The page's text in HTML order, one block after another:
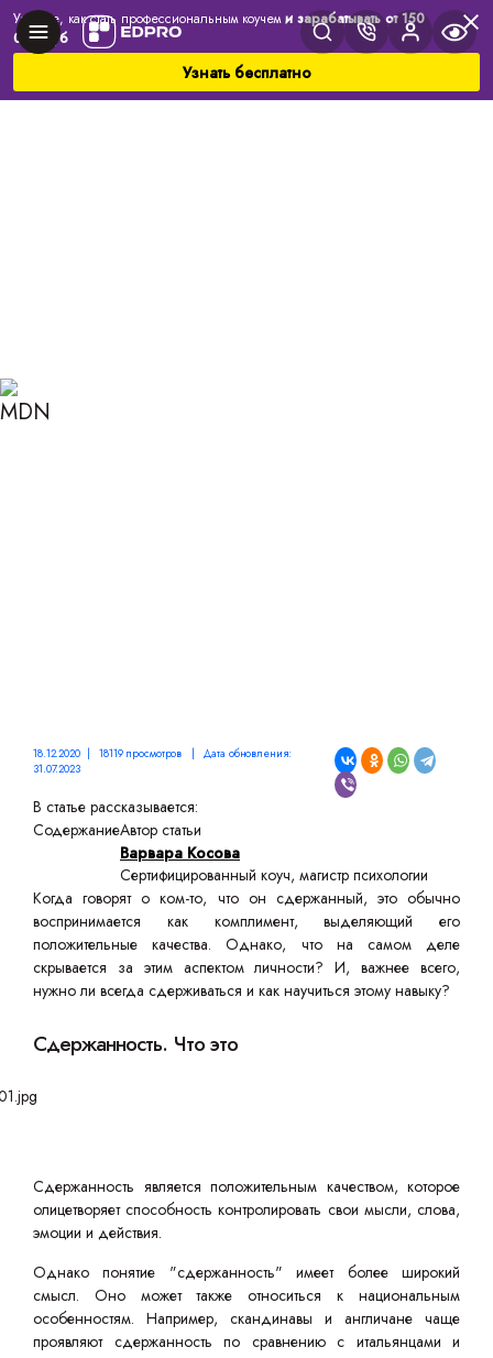
Узнайте, как стать профессиональным коучеми зарабатывать от 150
000 руб
Узнать бесплатно
18.12.2020 | 18119 просмотров | Дата обновления:
31.07.2023
В статье рассказывается:
СодержаниеАвтор статьи
Варвара Косова
Сертифицированный коуч, магистр психологии
Когда говорят о ком-то, что он сдержанный, это обычно
воспринимается как комплимент, выделяющий его
положительные качества. Однако, что на самом деле
скрывается за этим аспектом личности? И, важнее всего,
нужно ли всегда сдерживаться и как научиться этому навыку?
Сдержанность. Что это
Сдержанность является положительным качеством, которое
олицетворяет способность контролировать свои мысли, слова,
эмоции и действия.
Однако понятие "сдержанность" имеет более широкий
смысл. Оно может также относиться к национальным
особенностям. Например, скандинавы и англичане чаще
проявляют сдержанность по сравнению с итальянцами и